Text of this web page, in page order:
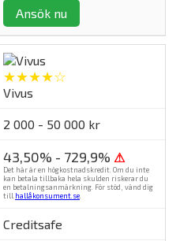
Ansök nu
★★★★☆
Vivus
2 000 - 50 000 kr
43,50% - 729,9% ⚠
Det här är en högkostnadskredit. Om du inte
kan betala tillbaka hela skulden riskerar du
en betalningsanmärkning. För stöd, vänd dig
till hallåkonsument.se
Creditsafe